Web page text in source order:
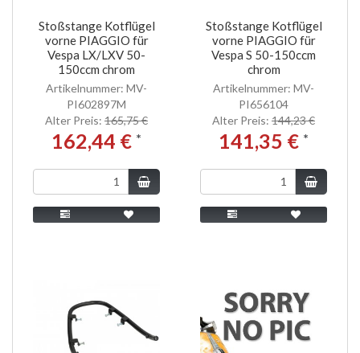
Stoßstange Kotflügel
vorne PIAGGIO für
Vespa LX/LXV 50-
150ccm chrom
Artikelnummer: MV-
PI602897M
Alter Preis: 165,75 €
162,44 € *
Stoßstange Kotflügel
vorne PIAGGIO für
Vespa S 50-150ccm
chrom
Artikelnummer: MV-
PI656104
Alter Preis: 144,23 €
141,35 € *